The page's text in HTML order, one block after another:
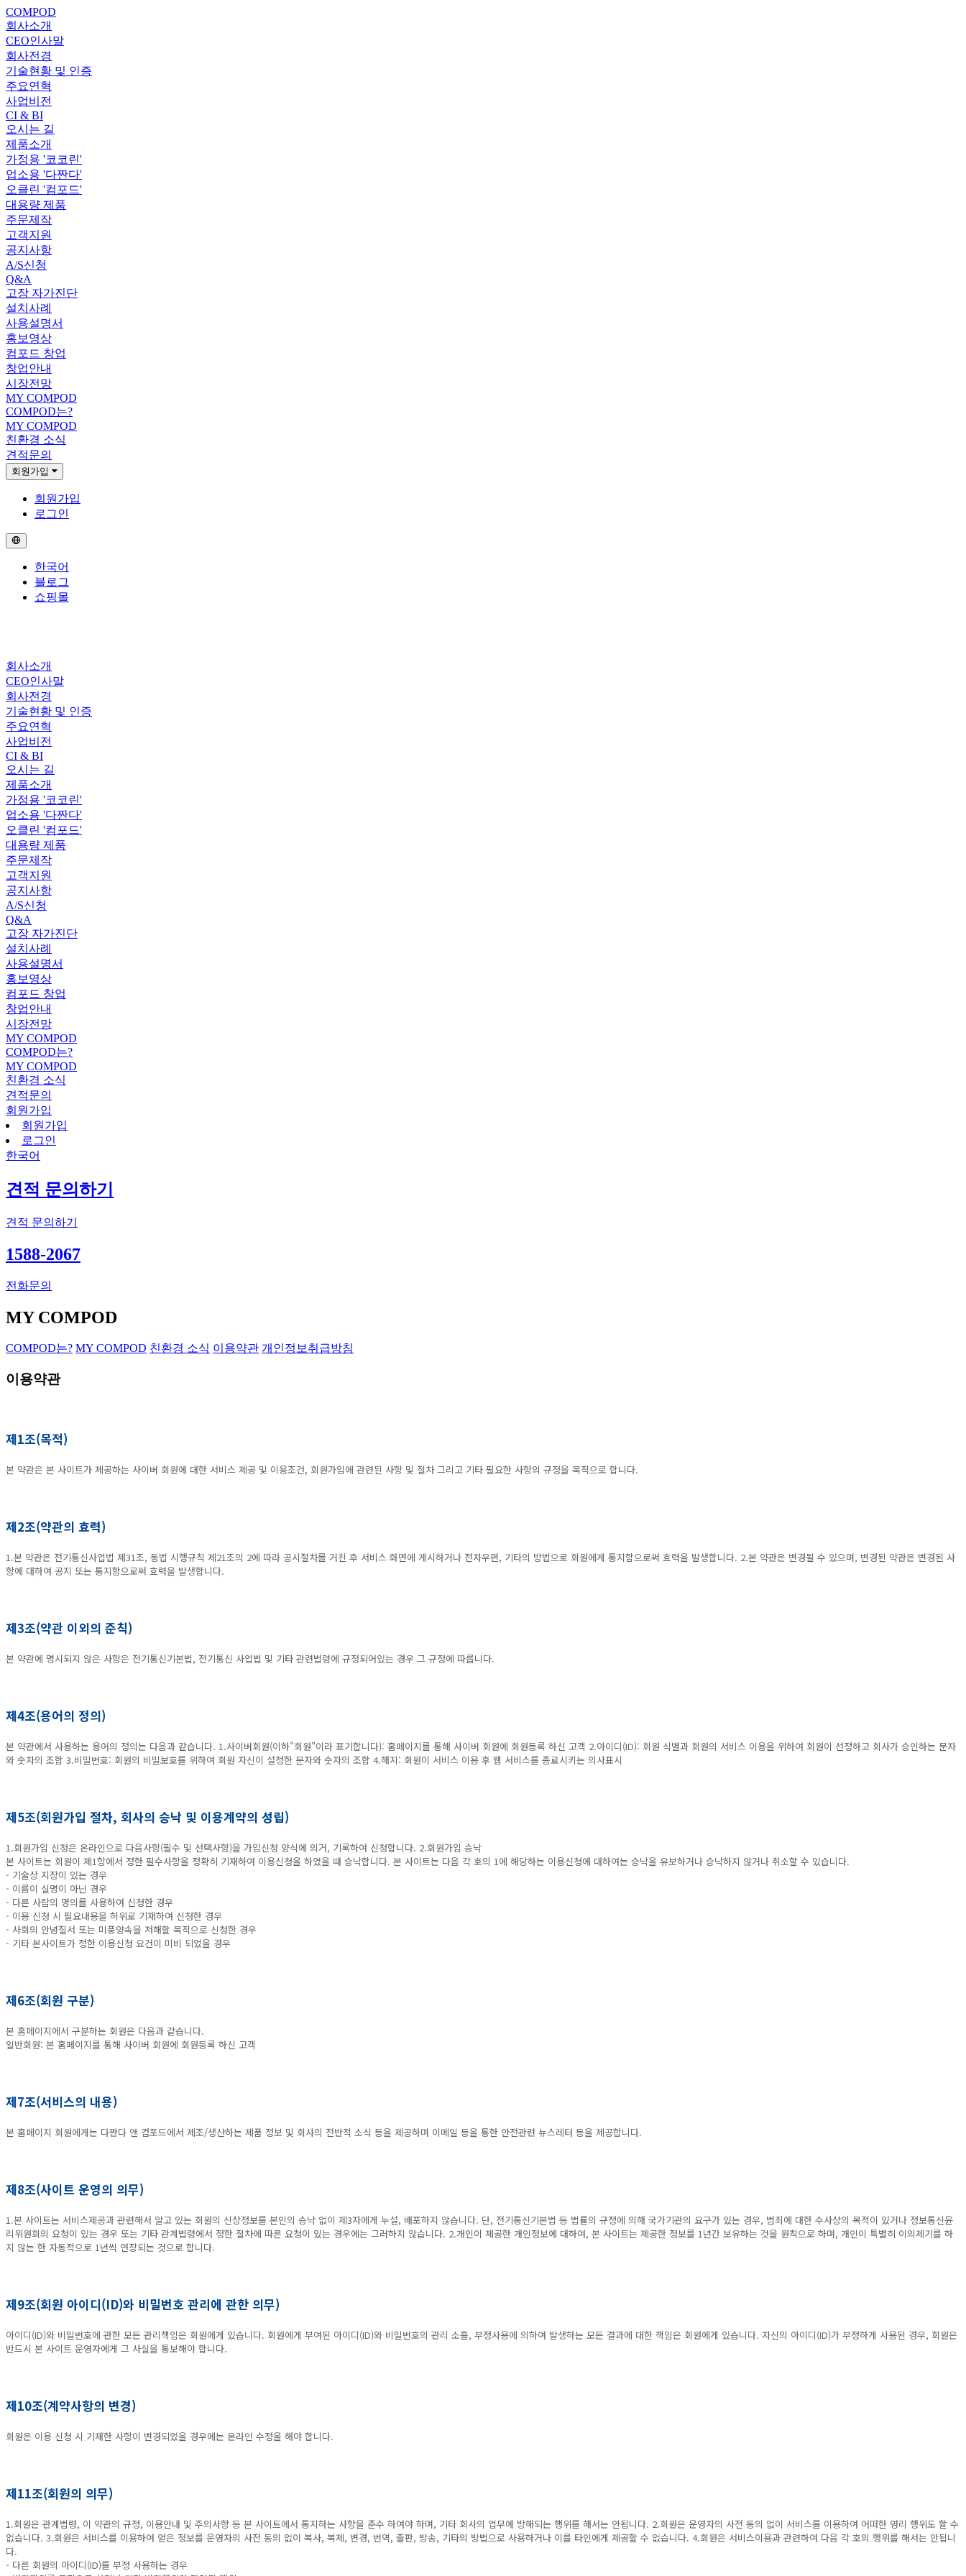
COMPOD
회사소개
CEO인사말
회사전경
기술현황 및 인증
주요연혁
사업비전
CI & BI
오시는 길
제품소개
가정용 '코코린'
업소용 '다짠다'
오클린 '컴포드'
대용량 제품
주문제작
고객지원
공지사항
A/S신청
Q&A
고장 자가진단
설치사례
사용설명서
홍보영상
컴포드 창업
창업안내
시장전망
MY COMPOD
COMPOD는?
MY COMPOD
친환경 소식
견적문의
회원가입
회원가입
로그인
한국어
블로그
쇼핑몰
회사소개
CEO인사말
회사전경
기술현황 및 인증
주요연혁
사업비전
CI & BI
오시는 길
제품소개
가정용 '코코린'
업소용 '다짠다'
오클린 '컴포드'
대용량 제품
주문제작
고객지원
공지사항
A/S신청
Q&A
고장 자가진단
설치사례
사용설명서
홍보영상
컴포드 창업
창업안내
시장전망
MY COMPOD
COMPOD는?
MY COMPOD
친환경 소식
견적문의
회원가입
회원가입
로그인
한국어
견적 문의하기
견적 문의하기
1588-2067
전화문의
MY COMPOD
COMPOD는? MY COMPOD 친환경 소식 이용약관 개인정보취급방침
이용약관
제1조(목적)
본 약관은 본 사이트가 제공하는 사이버 회원에 대한 서비스 제공 및 이용조건, 회원가입에 관련된 사항 및 절차 그리고 기타 필요한 사항의 규정을 목적으로 합니다.
제2조(약관의 효력)
1.본 약관은 전기통신사업법 제31조, 동법 시행규칙 제21조의 2에 따라 공시절차를 거친 후 서비스 화면에 게시하거나 전자우편, 기타의 방법으로 회원에게 통지함으로써 효력을 발생합니다. 2.본 약관은 변경될 수 있으며, 변경된 약관은 변경된 사
항에 대하여 공지 또는 통지함으로써 효력을 발생합니다.
제3조(약관 이외의 준칙)
본 약관에 명시되지 않은 사항은 전기통신기본법, 전기통신 사업법 및 기타 관련법령에 규정되어있는 경우 그 규정에 따릅니다.
제4조(용어의 정의)
본 약관에서 사용하는 용어의 정의는 다음과 같습니다. 1.사이버회원(이하"회원"이라 표기합니다): 홈페이지를 통해 사이버 회원에 회원등록 하신 고객 2.아이디(ID): 회원 식별과 회원의 서비스 이용을 위하여 회원이 선정하고 회사가 승인하는 문자
와 숫자의 조합 3.비밀번호: 회원의 비밀보호를 위하여 회원 자신이 설정한 문자와 숫자의 조합 4.해지: 회원이 서비스 이용 후 웹 서비스를 종료시키는 의사표시
제5조(회원가입 절차, 회사의 승낙 및 이용계약의 성립)
1.회원가입 신청은 온라인으로 다음사항(필수 및 선택사항)을 가입신청 양식에 의거, 기록하여 신청합니다. 2.회원가입 승낙
본 사이트는 회원이 제1항에서 정한 필수사항을 정확히 기재하여 이용신청을 하였을 때 승낙합니다. 본 사이트는 다음 각 호의 1에 해당하는 이용신청에 대하여는 승낙을 유보하거나 승낙하지 않거나 취소할 수 있습니다.
- 기술상 지장이 있는 경우
- 이름이 실명이 아닌 경우
- 다른 사람의 명의를 사용하여 신청한 경우
- 이용 신청 시 필요내용을 허위로 기재하여 신청한 경우
- 사회의 안녕질서 또는 미풍양속을 저해할 목적으로 신청한 경우
- 기타 본사이트가 정한 이용신청 요건이 미비 되었을 경우
제6조(회원 구분)
본 홈페이지에서 구분하는 회원은 다음과 같습니다.
일반회원: 본 홈페이지를 통해 사이버 회원에 회원등록 하신 고객
제7조(서비스의 내용)
본 홈페이지 회원에게는 다짠다 앤 컴포드에서 제조/생산하는 제품 정보 및 회사의 전반적 소식 등을 제공하며 이메일 등을 통한 안전관련 뉴스레터 등을 제공합니다.
제8조(사이트 운영의 의무)
1.본 사이트는 서비스제공과 관련해서 알고 있는 회원의 신상정보를 본인의 승낙 없이 제3자에게 누설, 배포하지 않습니다. 단, 전기통신기본법 등 법률의 규정에 의해 국가기관의 요구가 있는 경우, 범죄에 대한 수사상의 목적이 있거나 정보통신윤
리위원회의 요청이 있는 경우 또는 기타 관계법령에서 정한 절차에 따른 요청이 있는 경우에는 그러하지 않습니다. 2.개인이 제공한 개인정보에 대하여, 본 사이트는 제공한 정보를 1년간 보유하는 것을 원칙으로 하며, 개인이 특별히 이의제기를 하
지 않는 한 자동적으로 1년씩 연장되는 것으로 합니다.
제9조(회원 아이디(ID)와 비밀번호 관리에 관한 의무)
아이디(ID)와 비밀번호에 관한 모든 관리책임은 회원에게 있습니다. 회원에게 부여된 아이디(ID)와 비밀번호의 관리 소홀, 부정사용에 의하여 발생하는 모든 결과에 대한 책임은 회원에게 있습니다. 자신의 아이디(ID)가 부정하게 사용된 경우, 회원은
반드시 본 사이트 운영자에게 그 사실을 통보해야 합니다.
제10조(계약사항의 변경)
회원은 이용 신청 시 기재한 사항이 변경되었을 경우에는 온라인 수정을 해야 합니다.
제11조(회원의 의무)
1.회원은 관계법령, 이 약관의 규정, 이용안내 및 주의사항 등 본 사이트에서 통지하는 사항을 준수 하여야 하며, 기타 회사의 업무에 방해되는 행위를 해서는 안됩니다. 2.회원은 운영자의 사전 동의 없이 서비스를 이용하여 어떠한 영리 행위도 할 수
없습니다. 3.회원은 서비스를 이용하여 얻은 정보를 운영자의 사전 동의 없이 복사, 복제, 변경, 번역, 출판, 방송, 기타의 방법으로 사용하거나 이를 타인에게 제공할 수 없습니다. 4.회원은 서비스이용과 관련하여 다음 각 호의 행위를 해서는 안됩니
다.
- 다른 회원의 아이디(ID)를 부정 사용하는 경우